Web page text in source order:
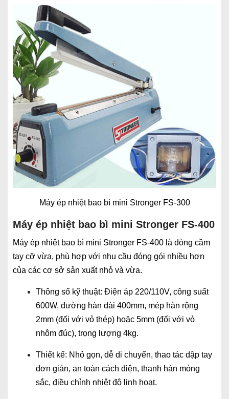
Máy ép nhiệt bao bì mini Stronger FS-300
Máy ép nhiệt bao bì mini Stronger FS-400
Máy ép nhiệt bao bì mini Stronger FS-400 là dòng cầm
tay cỡ vừa, phù hợp với nhu cầu đóng gói nhiều hơn
của các cơ sở sản xuất nhỏ và vừa.
Thông số kỹ thuật: Điện áp 220/110V, công suất
600W, đường hàn dài 400mm, mép hàn rộng
2mm (đối với vỏ thép) hoặc 5mm (đối với vỏ
nhôm đúc), trọng lượng 4kg.
Thiết kế: Nhỏ gọn, dễ di chuyển, thao tác dập tay
đơn giản, an toàn cách điện, thanh hàn mỏng
sắc, điều chỉnh nhiệt độ linh hoạt.